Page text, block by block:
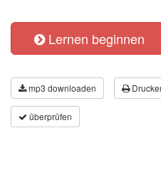
Lernen beginnen
mp3 downloaden
überprüfen